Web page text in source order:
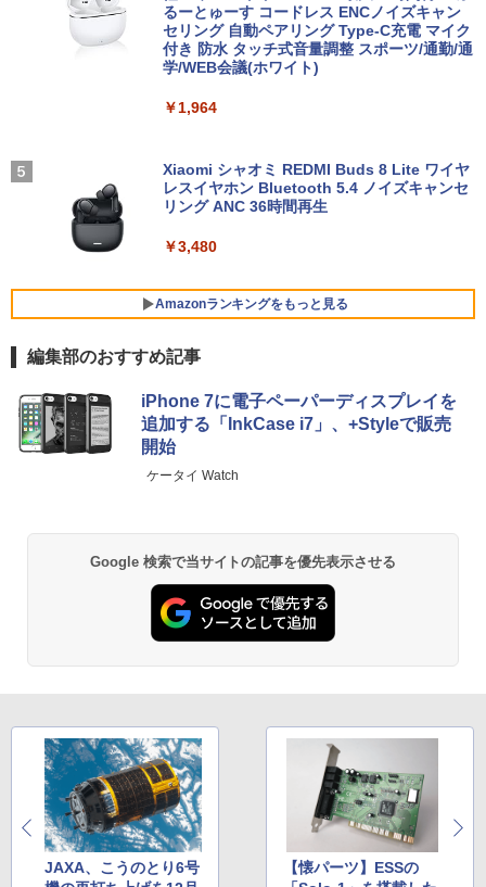
￥65,840
【新品未使用品】リカバリー付属 Windo
B(SATA) DVD-ROM テンキーなし フルH
D(1920×1080）
モバイルWorkStation 中古美品 15.6イン
チ フルHD Lenovo ThinkPad P15 Gen1
16GB (32GB選択可)/ NVMe 256GB-SSD
ラ 無線Wi-Fi6 Office付き Win11中古ノ
ートパソコン 中古パソコン 中古PC即日
発送
￥59,990
uetooth5.2 2.5Gbps LAN ミニパソコン
4画面 8K k8plus ゲーミングPC Minipc
小型pc
【★新品20％OFFクーポン】MINISFOR
UM M1 liteミニPC、インテル Core Ultra
5 125U、16GB+512GB/ベアボーンキッ
4.0 SSD 、2.5G/Wi-Fi 6/Bluetooth 5.
2、HDMI 2.1/DP 1.4/USB4、3画面出力
￥66,999
5
【★20％クーポン】MINISFORUM UM8
80 PlusミニPC AMD Ryzen 7 8845HS 1
6GB/32GB RAM 512GB/1TB SSD Wind
N/Wi-Fi6E/BT5.2/HDMI2.1/USB4/DP1.4/
OCuLink 搭載コンパクトPC
￥10,143
【楽天1位!1,600円OFFクーポン 8/4 20:
Hzリフレッシュレート sRGB99% 1670
万色 300nits ΔE＜1 低ブルーライト 大
画面 TÜV認証 目にやさしい 調整可能な
8/11まで】 ASUS｜エイスース PCモニ
5型 /フルHD(1920×1080) /ワイド /100H
z]
￥770
るーとゅーす コードレス ENCノイズキャン
セリング 自動ペアリング Type-C充電 マイク
付き 防水 タッチ式音量調整 スポーツ/通勤/通
学/WEB会議(ホワイト)
￥1,964
Xiaomi シャオミ REDMI Buds 8 Lite ワイヤ
レスイヤホン Bluetooth 5.4 ノイズキャンセ
リング ANC 36時間再生
￥3,480
Amazonランキングをもっと見る
BRUCE WAYNE feat. Flo Milli, ATL Jacob
[Explicit]
￥250
BRUCE WAYNE feat. Flo Milli, ATL Jacob
￥250
On My Road (Stadium ver.)
見知らぬ糸
￥250
by Amazon 天然水 ラベルレス 500ml ×24本
富士山の天然水 バナジウム含有 水 ミネラル
ウォーター ペットボトル 静岡県産 500ミリリ
ットル (Smart Basic)
【Amazon.co.jp限定】 い・ろ・は・す 2L P
ET ラベルレス ×8本
￥1,112
￥1,117
【Amazon.co.jp限定】 伊藤園 磨かれて、澄
みきった日本の水 2L 8本 ラベルレス [ ケース
] [ 水 ] [ ペットボトル ] [ 箱買い ] [ ストック
] [ 水分補給 ]
薬屋のひとりごと 17巻 (デジタル版ビッグガ
ンガンコミックス)
￥770
ONE PIECE モノクロ版 115 (ジャンプコミッ
￥594
異世界居酒屋「のぶ」(22) (角川コミックス・
￥832
HUNTER×HUNTER モノクロ版 39 (ジャンプ
コミックスDIGITAL)
￥572
編集部のおすすめ記事
iPhone 7に電子ペーパーディスプレイを
追加する「InkCase i7」、+Styleで販売
開始
ケータイ Watch
Google 検索で当サイトの記事を優先表示させる
JAXA、こうのとり6号
【懐パーツ】ESSの